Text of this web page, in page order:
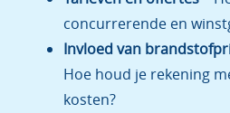
concurrerende en
Invloed van
Hoe houd je rekening
kosten?